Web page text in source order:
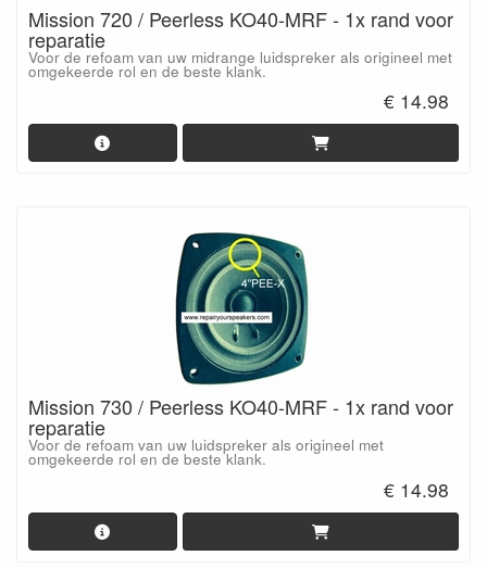
Mission 720 / Peerless KO40-MRF - 1x rand voor
reparatie
Voor de refoam van uw midrange luidspreker als origineel met
omgekeerde rol en de beste klank.
€ 14.98
Mission 730 / Peerless KO40-MRF - 1x rand voor
reparatie
Voor de refoam van uw luidspreker als origineel met
omgekeerde rol en de beste klank.
€ 14.98